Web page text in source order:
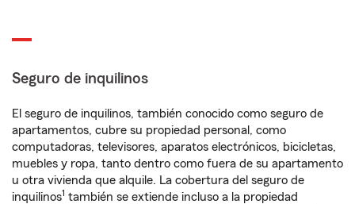
Seguro de inquilinos
El seguro de inquilinos, también conocido como seguro de
apartamentos, cubre su propiedad personal, como
computadoras, televisores, aparatos electrónicos, bicicletas,
muebles y ropa, tanto dentro como fuera de su apartamento
u otra vivienda que alquile. La cobertura del seguro de
inquilinos1 también se extiende incluso a la propiedad